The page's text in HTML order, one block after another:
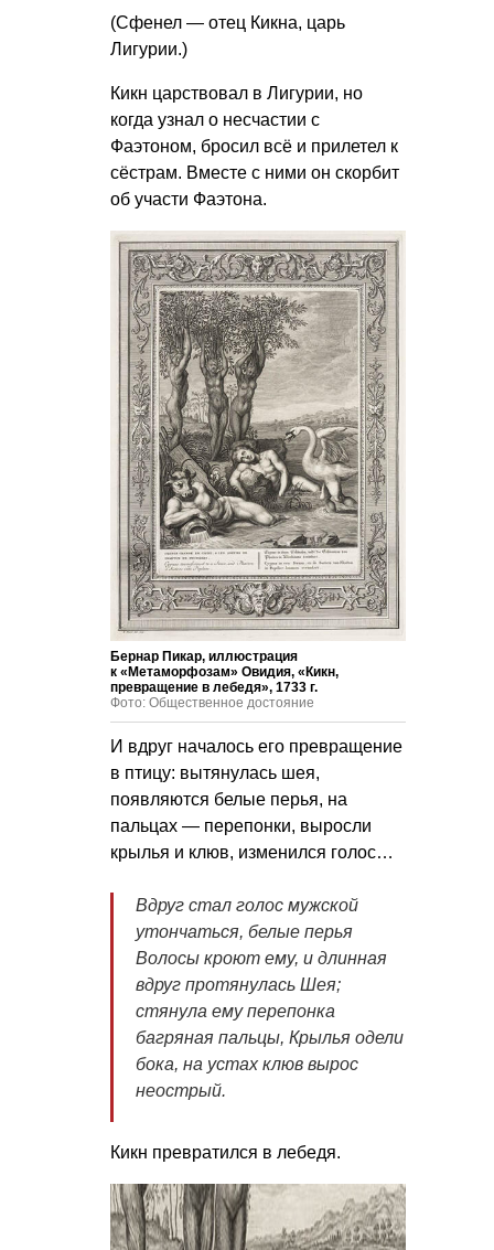
(Сфенел — отец Кикна, царь
Лигурии.)
Кикн царствовал в Лигурии, но
когда узнал о несчастии с
Фаэтоном, бросил всё и прилетел к
сёстрам. Вместе с ними он скорбит
об участи Фаэтона.
Бернар Пикар, иллюстрация
к «Метаморфозам» Овидия, «Кикн,
превращение в лебедя», 1733 г.
Фото: Общественное достояние
И вдруг началось его превращение
в птицу: вытянулась шея,
появляются белые перья, на
пальцах — перепонки, выросли
крылья и клюв, изменился голос…
Вдруг стал голос мужской
утончаться, белые перья
Волосы кроют ему, и длинная
вдруг протянулась Шея;
стянула ему перепонка
багряная пальцы, Крылья одели
бока, на устах клюв вырос
неострый.
Кикн превратился в лебедя.